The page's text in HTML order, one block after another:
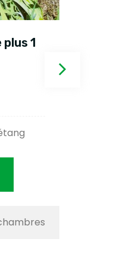
Neris les bains (03)